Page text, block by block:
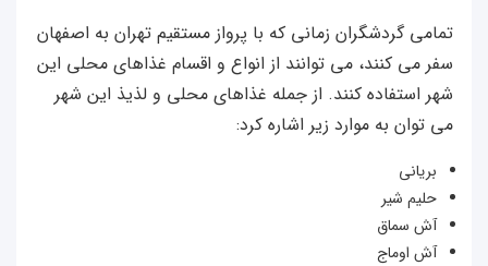
تمامی گردشگران زمانی که با پرواز مستقیم تهران به اصفهان
سفر می کنند، می توانند از انواع و اقسام غذاهای محلی این
شهر استفاده کنند. از جمله غذاهای محلی و لذیذ این شهر
می توان به موارد زیر اشاره کرد:
بریانی
حلیم شیر
آش سماق
آش اوماج